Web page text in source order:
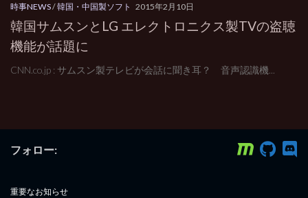
時事NEWS/韓国・中国製ソフト 2015年2月10日
韓国サムスンとLG エレクトロニクス製TVの盗聴
機能が話題に
CNN.co.jp : サムスン製テレビが会話に聞き耳？ 音声認識機...
フォロー:
重要なお知らせ